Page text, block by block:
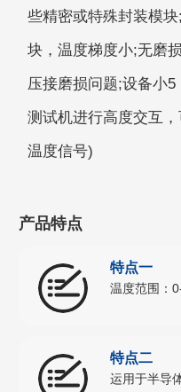
些精密或特殊封装模
块，温度梯度小;无磨
压接磨损问题;设备小
测试机进行高度交互
温度信号)
产品特点
特点一
温度范围：
特点二
运用于半导